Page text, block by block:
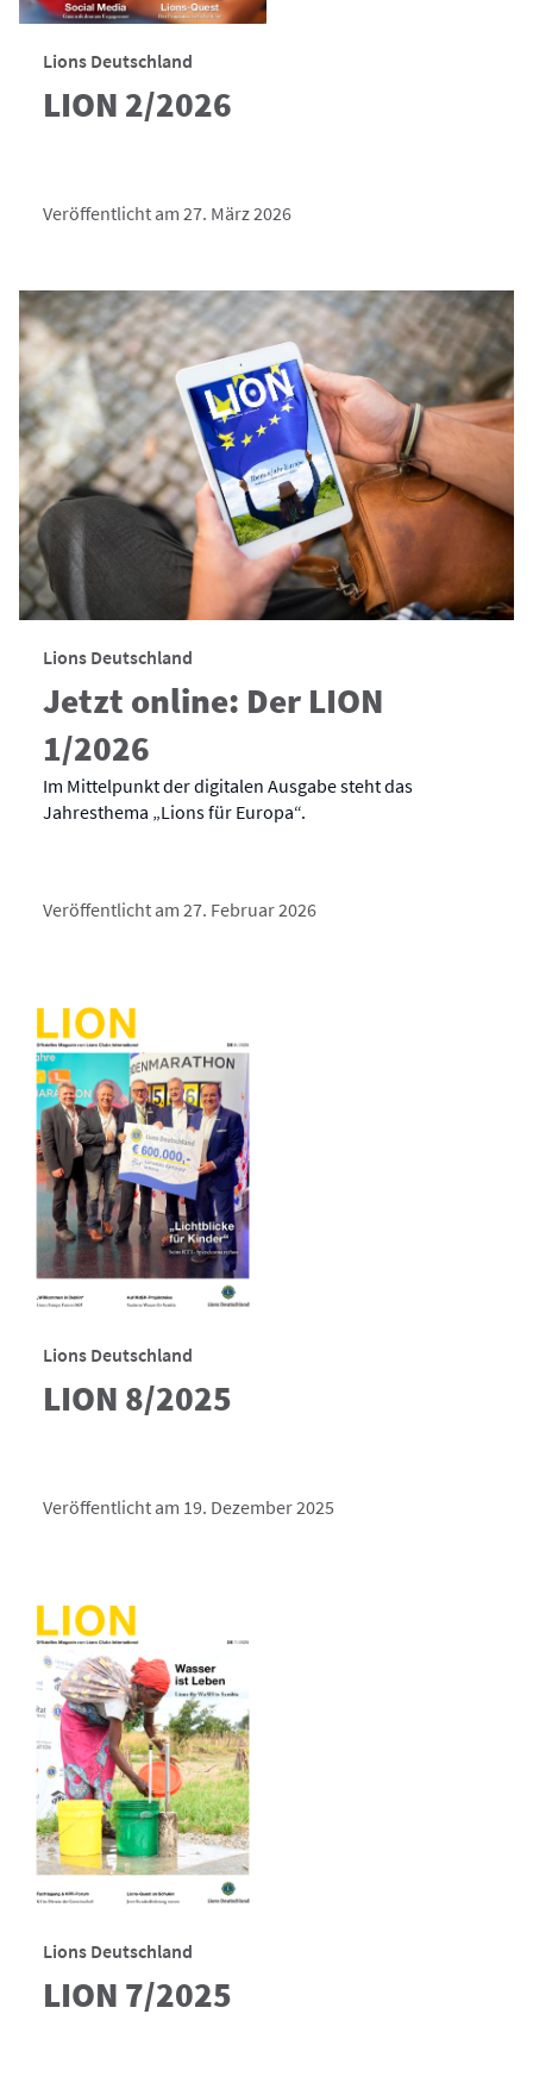
Lions Deutschland
LION 2/2026
Veröffentlicht am 27. März 2026
Lions Deutschland
Jetzt online: Der LION
1/2026
Im Mittelpunkt der digitalen Ausgabe steht das
Jahresthema „Lions für Europa“.
Veröffentlicht am 27. Februar 2026
Lions Deutschland
LION 8/2025
Veröffentlicht am 19. Dezember 2025
Lions Deutschland
LION 7/2025